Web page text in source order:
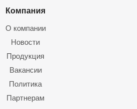
Компания
О компании
Новости
Продукция
Вакансии
Политика
Партнерам